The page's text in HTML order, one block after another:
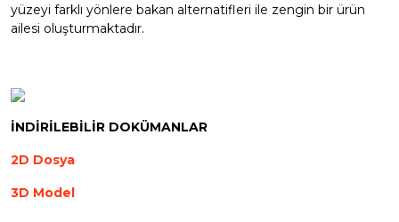
yüzeyi farklı yönlere bakan alternatifleri ile zengin bir ürün
ailesi oluşturmaktadır.
İNDİRİLEBİLİR DOKÜMANLAR
2D Dosya
3D Model